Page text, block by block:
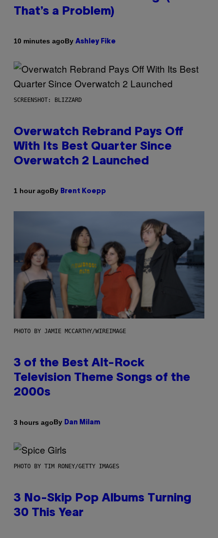
That’s a Problem)
10 minutes agoBy Ashley Fike
SCREENSHOT: BLIZZARD
Overwatch Rebrand Pays Off
With Its Best Quarter Since
Overwatch 2 Launched
1 hour agoBy Brent Koepp
PHOTO BY JAMIE MCCARTHY/WIREIMAGE
3 of the Best Alt-Rock
Television Theme Songs of the
2000s
3 hours agoBy Dan Milam
PHOTO BY TIM RONEY/GETTY IMAGES
3 No-Skip Pop Albums Turning
30 This Year